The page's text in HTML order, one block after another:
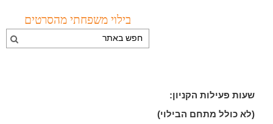
בילוי משפחתי מהסרטים
שעות פעילות הקניון:
(לא כולל מתחם הבילוי)